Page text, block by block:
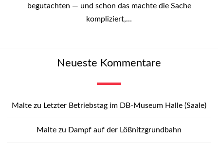
begutachten — und schon das machte die Sache
kompliziert,…
Neueste Kommentare
Malte zu Letzter Betriebstag im DB-Museum Halle (Saale)
Malte zu Dampf auf der Lößnitzgrundbahn